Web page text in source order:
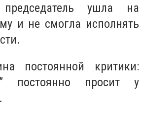
ушла на
и не смогла исполнять
постоянной критики:
постоянно просит у